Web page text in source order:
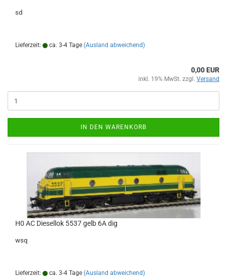
sd
Lieferzeit: ca. 3-4 Tage (Ausland abweichend)
0,00 EUR
inkl. 19% MwSt. zzgl. Versand
IN DEN WARENKORB
H0 AC Diesellok 5537 gelb 6A dig
wsq
Lieferzeit: ca. 3-4 Tage (Ausland abweichend)